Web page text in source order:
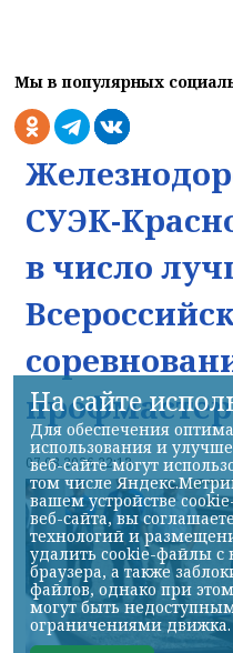
Мы в популярных
СУЭК-
в число
07.08.2026 22:13
На сайте
Для обеспечения
использования и
веб-сайте могут
том числе
вашем устройстве
веб-сайта, вы
технологий и
удалить cookie-файлы с
браузера, а также
файлов, однако при
могут быть
ограничениями движка.